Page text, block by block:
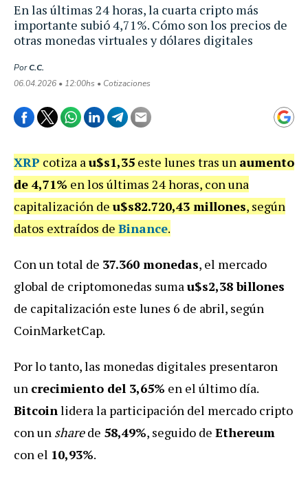
En las últimas 24 horas, la cuarta cripto más
importante subió 4,71%. Cómo son los precios de
otras monedas virtuales y dólares digitales
PorC.C.
06.04.2026 • 12:00hs • Cotizaciones
XRP cotiza au$s1,35 este lunes tras un aumento
de 4,71% en los últimas 24 horas, con una
capitalización de u$s82.720,43 millones, según
datos extraídos de Binance.
Con un total de 37.360 monedas, el mercado
global de criptomonedas sumau$s2,38 billones
de capitalización este lunes 6 de abril, según
CoinMarketCap.
Por lo tanto, las monedas digitales presentaron
un crecimiento del 3,65% en el último día.
Bitcoinlidera la participación del mercado cripto
con un sharede 58,49%, seguido de Ethereum
con el 10,93%.